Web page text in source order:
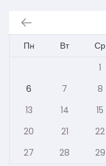
Пн
Вт Ср
1
6
7 8
13
14 15
20
21 22
27
28 29